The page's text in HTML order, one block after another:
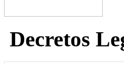
Decretos